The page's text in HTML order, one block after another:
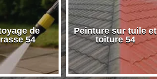
de
54
Peinture sur tuile et
toiture 54